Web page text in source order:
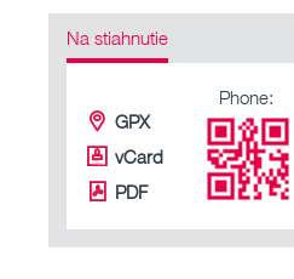
Na stiahnutie
GPX
vCard
PDF
Phone: